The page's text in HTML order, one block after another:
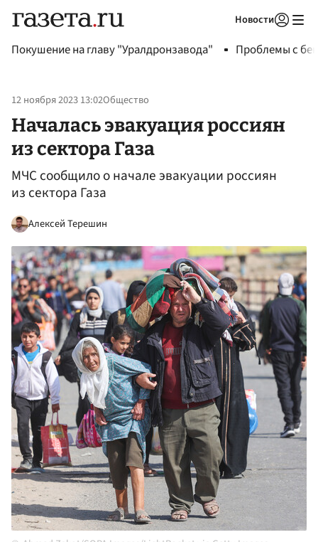
Новости
Покушение на главу "Уралдронзавода" Проблемы с
12 ноября 2023 13:02Общество
Началась эвакуация россиян
из сектора Газа
МЧС сообщило о начале эвакуации россиян
из сектора Газа
Алексей Терешин